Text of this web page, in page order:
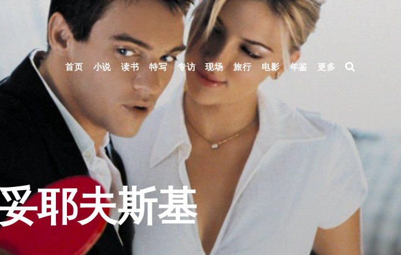
首页 小说 读书 特写 专访 现场 旅行 电影 年鉴 更多
耶夫斯基